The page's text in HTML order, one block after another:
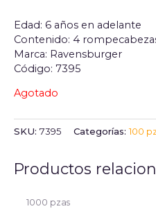
Edad: 6 años en adelante
Contenido: 4
Marca: Ravensburger
Código: 7395
Agotado
SKU: 7395 Categorías:100
Productos
1000 pzas